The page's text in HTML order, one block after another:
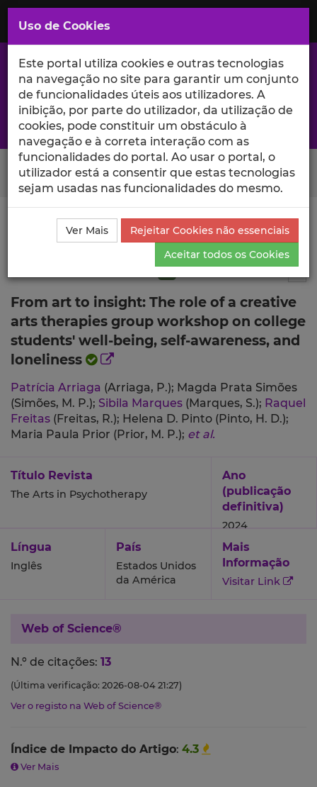
Saltar
para
Conteúdo
Principal
A excelência da investigação e ciência no Iscte
Search Button
Ciência_Iscte Publicações
Descrição Detalhada da
Publicação
From art to insight: The role of a creative
arts therapies group workshop on college
students' well-being, self-awareness, and
loneliness
Patrícia Arriaga (Arriaga, P.); Magda Prata Simões
(Simões, M. P.); Sibila Marques (Marques, S.); Raquel
Freitas (Freitas, R.); Helena D. Pinto (Pinto, H. D.);
Maria Paula Prior (Prior, M. P.); et al.
Título Revista
The Arts in Psychotherapy
Ano
(publicação
definitiva)
2024
Língua
Inglês
País
Estados Unidos
da América
Mais
Informação
Visitar Link
Web of Science®
N.º de citações: 13
(Última verificação: 2026-08-04 21:27)
Ver o registo na Web of Science®
Índice de Impacto do Artigo: 4.3
Ver Mais
Uso de Cookies
Este portal utiliza cookies e outras tecnologias
na navegação no site para garantir um conjunto
de funcionalidades úteis aos utilizadores. A
inibição, por parte do utilizador, da utilização de
cookies, pode constituir um obstáculo à
navegação e à correta interação com as
funcionalidades do portal. Ao usar o portal, o
utilizador está a consentir que estas tecnologias
sejam usadas nas funcionalidades do mesmo.
Ver Mais
Rejeitar Cookies não essenciais
Aceitar todos os Cookies